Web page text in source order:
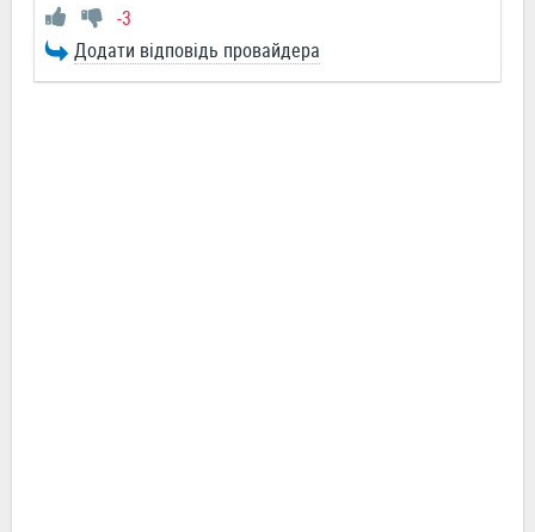
-3
Додати відповідь провайдера